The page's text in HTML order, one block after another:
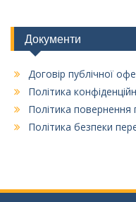
Документи
Договір публічної
Політика
Політика повернення
Політика безпеки